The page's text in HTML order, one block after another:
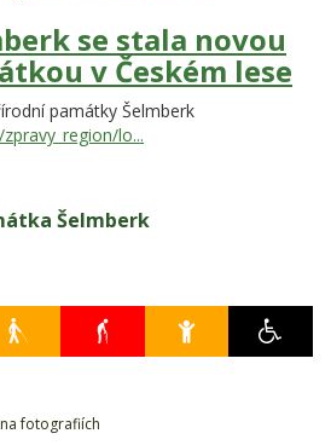
se stala novou
v Českém lese
památky Šelmberk
lo...
Šelmberk
fotografiích